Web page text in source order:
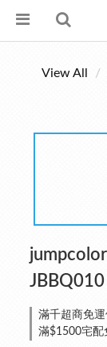
View All
JBBQ010
滿千超商免
滿$1500宅配